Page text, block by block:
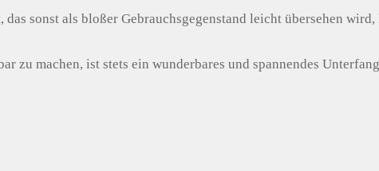
sonst als bloßer Gebrauchsgegenstand leicht übersehen
zu machen, ist stets ein wunderbares und spannendes